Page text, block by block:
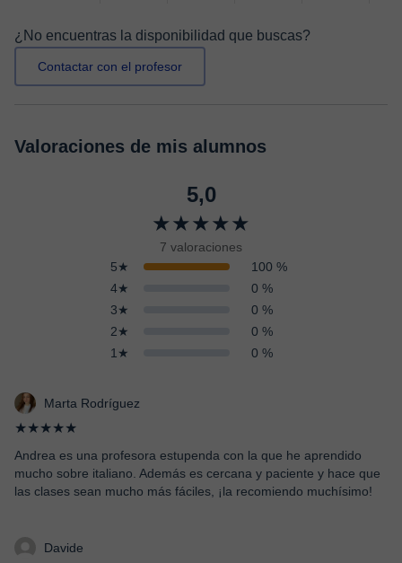
¿No encuentras la disponibilidad que buscas?
Contactar con el profesor
Valoraciones de mis alumnos
5,0
★★★★★
7 valoraciones
5★
100 %
4★
0 %
3★
0 %
2★
0 %
1★
0 %
Marta Rodríguez
★★★★★
Andrea es una profesora estupenda con la que he aprendido
mucho sobre italiano. Además es cercana y paciente y hace que
las clases sean mucho más fáciles, ¡la recomiendo muchísimo!
Davide